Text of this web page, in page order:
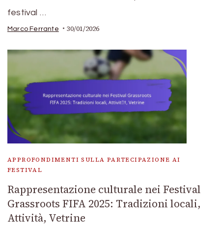
festival …
Marco Ferrante 30/01/2026
APPROFONDIMENTI SULLA PARTECIPAZIONE AI
FESTIVAL
Rappresentazione culturale nei Festival
Grassroots FIFA 2025: Tradizioni locali,
Attività, Vetrine